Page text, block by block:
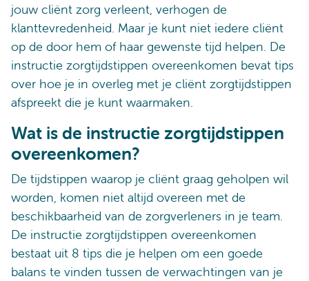
jouw cliënt zorg verleent, verhogen de
klanttevredenheid. Maar je kunt niet iedere cliënt
op de door hem of haar gewenste tijd helpen. De
instructie zorgtijdstippen overeenkomen bevat tips
over hoe je in overleg met je cliënt zorgtijdstippen
afspreekt die je kunt waarmaken.
Wat is de instructie zorgtijdstippen
overeenkomen?
De tijdstippen waarop je cliënt graag geholpen wil
worden, komen niet altijd overeen met de
beschikbaarheid van de zorgverleners in je team.
De instructie zorgtijdstippen overeenkomen
bestaat uit 8 tips die je helpen om een goede
balans te vinden tussen de verwachtingen van je